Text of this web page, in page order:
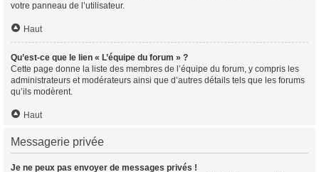
votre panneau de l’utilisateur.
Haut
Qu’est-ce que le lien « L’équipe du forum » ?
Cette page donne la liste des membres de l’équipe du forum, y compris les
administrateurs et modérateurs ainsi que d’autres détails tels que les forums
qu’ils modèrent.
Haut
Messagerie privée
Je ne peux pas envoyer de messages privés !